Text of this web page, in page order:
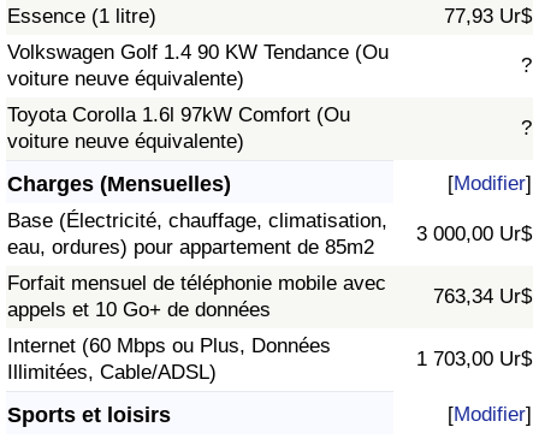
Essence (1 litre)
77,93 Ur$
Volkswagen Golf 1.4 90 KW Tendance (Ou
voiture neuve équivalente)
?
Toyota Corolla 1.6l 97kW Comfort (Ou
voiture neuve équivalente)
?
Charges (Mensuelles) [Modifier]
Base (Électricité, chauffage, climatisation,
eau, ordures) pour appartement de 85m2
3 000,00 Ur$
Forfait mensuel de téléphonie mobile avec
appels et 10 Go+ de données
763,34 Ur$
Internet (60 Mbps ou Plus, Données
Illimitées, Cable/ADSL)
1 703,00 Ur$
Sports et loisirs [Modifier]